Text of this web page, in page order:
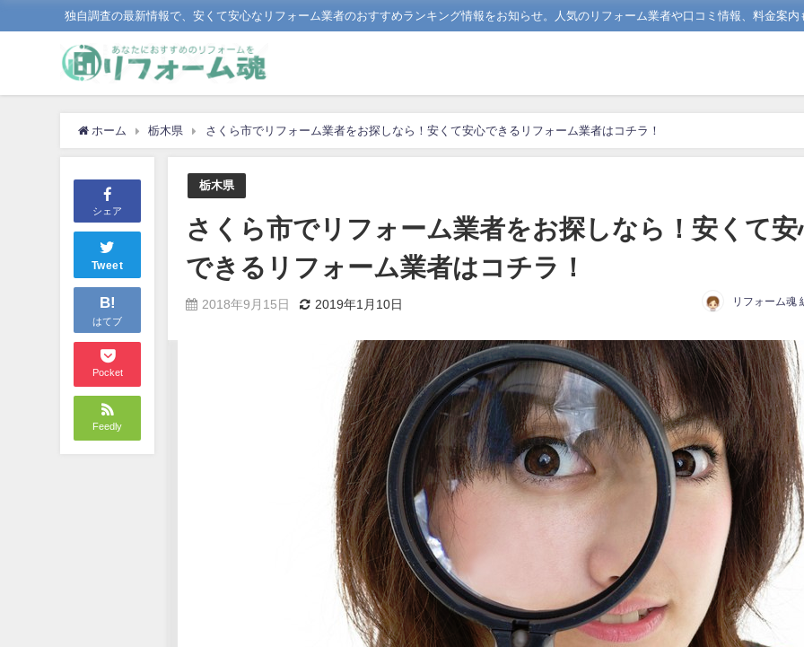
独自調査の最新情報で、安くて安心なリフォーム業者のおすすめランキング情報をお知らせ。人気のリフォーム業者や口コミ情報、料金案
ホーム 栃木県 さくら市でリフォーム業者をお探しなら！安くて安心できるリフォーム業者はコチラ！
シェア
Tweet
B!
はてブ
Pocket
Feedly
栃木県
さくら市でリフォーム業者をお探しなら！安くて安
できるリフォーム業者はコチラ！
2018年9月15日 2019年1月10日 リフォーム魂